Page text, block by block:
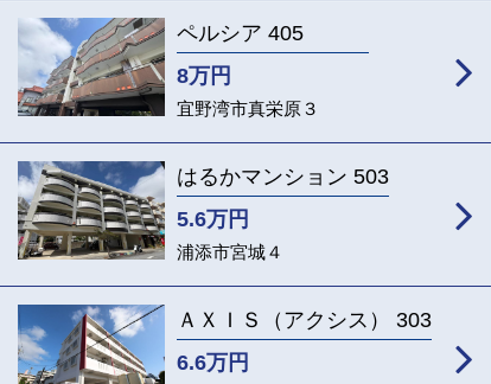
ペルシア 405
8万円
宜野湾市真栄原３
はるかマンション 503
5.6万円
浦添市宮城４
ＡＸＩＳ（アクシス） 303
6.6万円